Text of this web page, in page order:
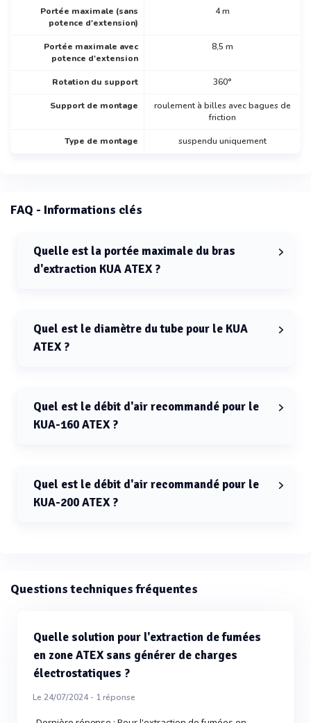
Portée maximale (sans
potence d'extension)
4 m
Portée maximale avec
potence d'extension
8,5 m
Rotation du support 360°
Support de montage
roulement à billes avec bagues de
friction
Type de montage suspendu uniquement
FAQ - Informations clés
Quelle est la portée maximale du bras
d'extraction KUA ATEX ?
Quel est le diamètre du tube pour le KUA
ATEX ?
Quel est le débit d'air recommandé pour le
KUA-160 ATEX ?
Quel est le débit d'air recommandé pour le
KUA-200 ATEX ?
Questions techniques fréquentes
Quelle solution pour l'extraction de fumées
en zone ATEX sans générer de charges
électrostatiques ?
Le 24/07/2024 - 1réponse